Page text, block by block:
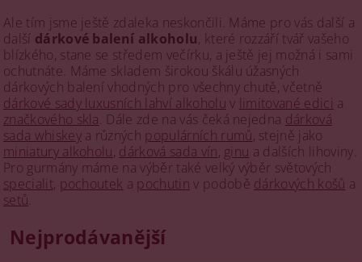
Ale tím jsme ještě zdaleka neskončili. Máme pro vás další a
další dárkové balení alkoholu, které rozzáří tvář vašeho
blízkého, stane se středem večírku, a ještě jej možná i sami
ochutnáte. Máme skladem širokou škálu úžasných
dárkových balení vhodných pro všechny chutě, včetně
dárkové sady luxusních lahví alkoholu v limitované edici a
značkového skla . Dále zde na vás čeká nejedna dárková
sada whiskeya různých populárních rumů, stejně jako
miniatury alkoholu, dárková sada vín, ginu a dalších lihoviny.
Pro gurmány máme na výběr také velký výběr světových
specialit, pochoutek a pochutin v podobě dárkových košů a
setů
Nejprodávanější